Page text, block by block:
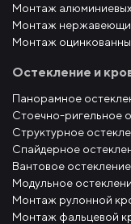
Монтаж
Монтаж
Монтаж
Остекление и
Панорамное
Стоечно-ригельное
Структурное
Спайдерное
Вантовое остекление
Модульное остеклени
Монтаж рулонной
Монтаж фальцевой